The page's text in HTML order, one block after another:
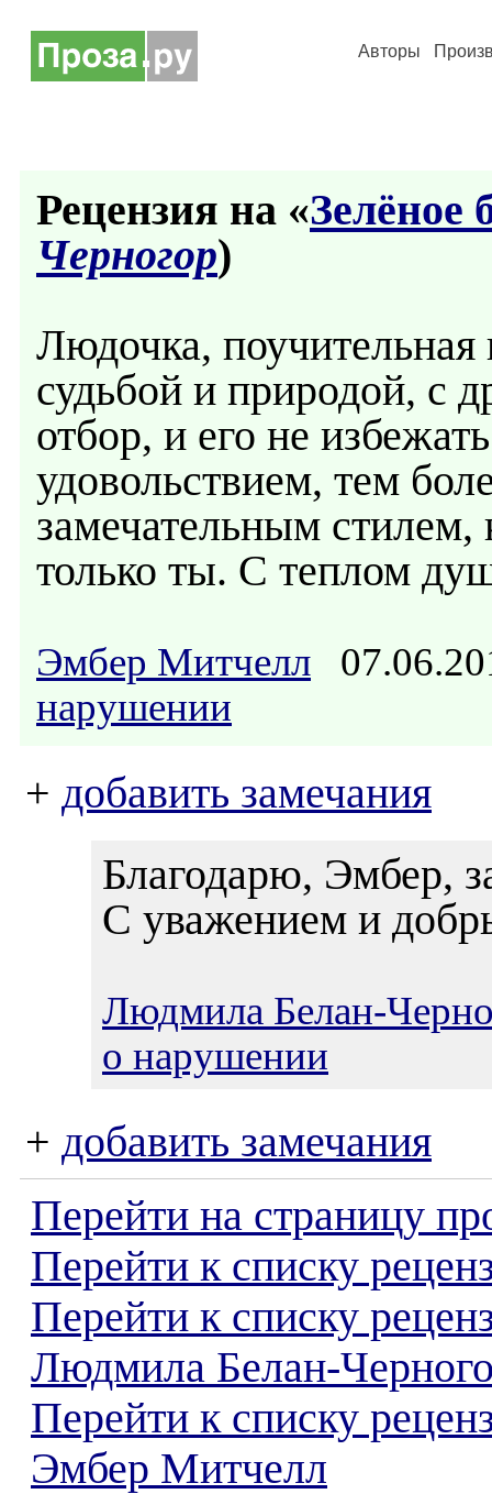
Авторы
Рецензия на «Зелёное
Черногор)
Людочка, поучительная
судьбой и природой, с
отбор, и его не
удовольствием, тем
замечательным
только ты. С теплом
Эмбер Митчелл
нарушении
+ добавить замечания
Благодарю, Эмбер,
С уважением и
Людмила Белан-
о нарушении
+ добавить замечания
Перейти на страницу
Перейти к списку
Перейти к списку
Людмила Белан-
Перейти к списку
Эмбер Митчелл